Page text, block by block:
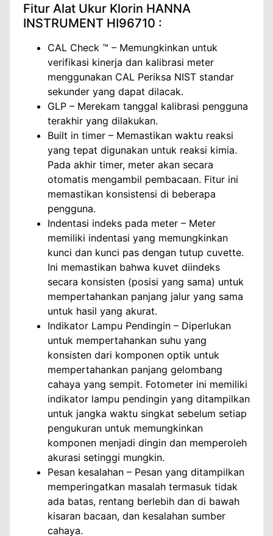
Fitur Alat Ukur Klorin HANNA
INSTRUMENT HI96710 :
CAL Check ™ – Memungkinkan untuk
verifikasi kinerja dan kalibrasi meter
menggunakan CAL Periksa NIST standar
sekunder yang dapat dilacak.
GLP – Merekam tanggal kalibrasi pengguna
terakhir yang dilakukan.
Built in timer – Memastikan waktu reaksi
yang tepat digunakan untuk reaksi kimia.
Pada akhir timer, meter akan secara
otomatis mengambil pembacaan. Fitur ini
memastikan konsistensi di beberapa
pengguna.
Indentasi indeks pada meter – Meter
memiliki indentasi yang memungkinkan
kunci dan kunci pas dengan tutup cuvette.
Ini memastikan bahwa kuvet diindeks
secara konsisten (posisi yang sama) untuk
mempertahankan panjang jalur yang sama
untuk hasil yang akurat.
Indikator Lampu Pendingin – Diperlukan
untuk mempertahankan suhu yang
konsisten dari komponen optik untuk
mempertahankan panjang gelombang
cahaya yang sempit. Fotometer ini memiliki
indikator lampu pendingin yang ditampilkan
untuk jangka waktu singkat sebelum setiap
pengukuran untuk memungkinkan
komponen menjadi dingin dan memperoleh
akurasi setinggi mungkin.
Pesan kesalahan – Pesan yang ditampilkan
memperingatkan masalah termasuk tidak
ada batas, rentang berlebih dan di bawah
kisaran bacaan, dan kesalahan sumber
cahaya.